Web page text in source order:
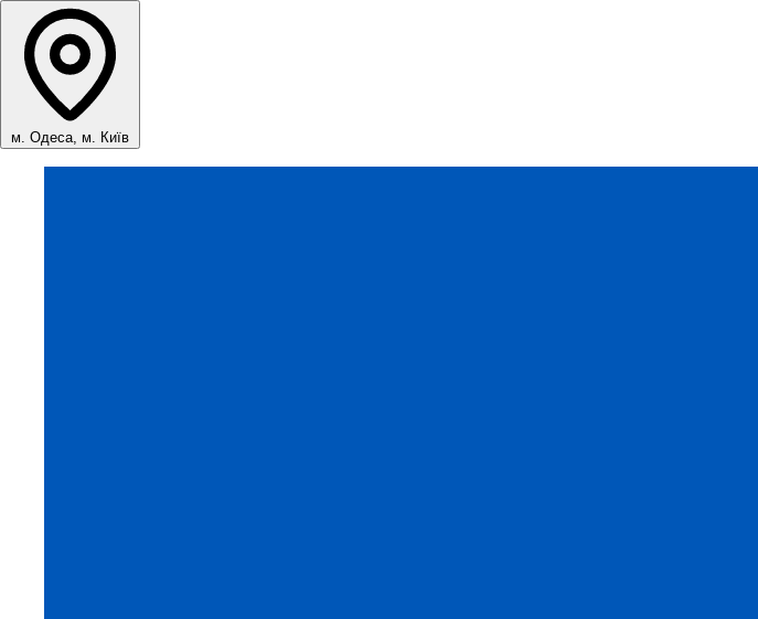
м. Одеса, м. Київ